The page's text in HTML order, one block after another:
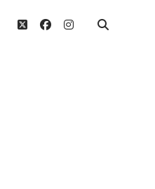
twitterfacebook
instagram